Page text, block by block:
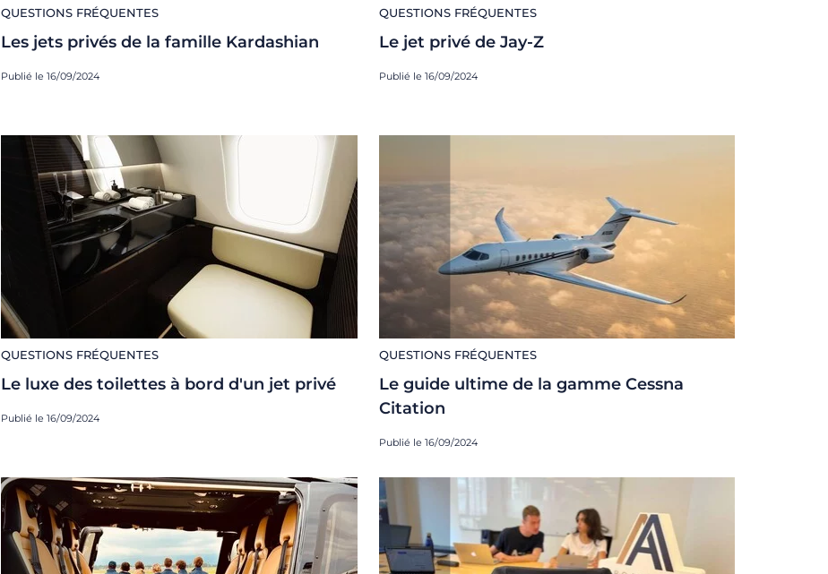
QUESTIONS FRÉQUENTES
Les jets privés de la famille Kardashian
Publié le 16/09/2024
QUESTIONS FRÉQUENTES
Le jet privé de Jay-Z
Publié le 16/09/2024
QUESTIONS FRÉQUENTES
Le luxe des toilettes à bord d'un jet privé
Publié le 16/09/2024
QUESTIONS FRÉQUENTES
Le guide ultime de la gamme Cessna
Citation
Publié le 16/09/2024